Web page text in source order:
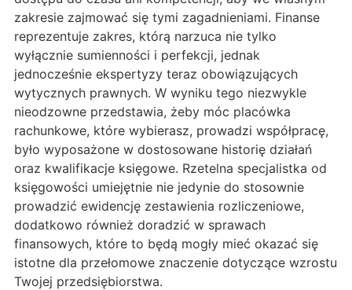
zakresie zajmować się tymi zagadnieniami. Finanse
reprezentuje zakres, którą narzuca nie tylko
wyłącznie sumienności i perfekcji, jednak
jednocześnie ekspertyzy teraz obowiązujących
wytycznych prawnych. W wyniku tego niezwykle
nieodzowne przedstawia, żeby móc placówka
rachunkowe, które wybierasz, prowadzi współpracę,
było wyposażone w dostosowane historię działań
oraz kwalifikacje księgowe. Rzetelna specjalistka od
księgowości umiejętnie nie jedynie do stosownie
prowadzić ewidencję zestawienia rozliczeniowe,
dodatkowo również doradzić w sprawach
finansowych, które to będą mogły mieć okazać się
istotne dla przełomowe znaczenie dotyczące wzrostu
Twojej przedsiębiorstwa.